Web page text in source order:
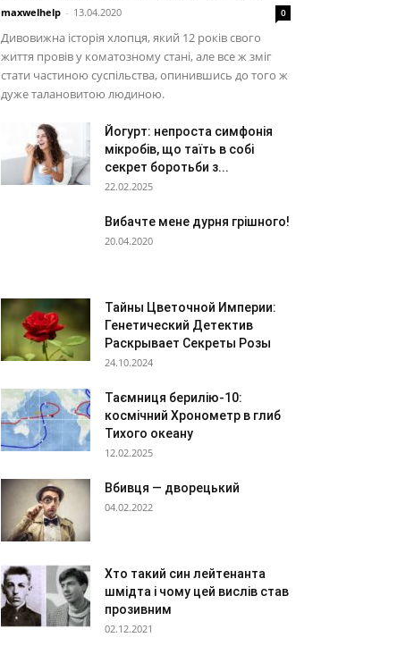
maxwelhelp - 13.04.2020 0
Дивовижна історія хлопця, який 12 років свого
життя провів у коматозному стані, але все ж зміг
стати частиною суспільства, опинившись до того ж
дуже талановитою людиною.
Йогурт: непроста симфонія
мікробів, що таїть в собі
секрет боротьби з...
22.02.2025
Вибачте мене дурня грішного!
20.04.2020
Тайны Цветочной Империи:
Генетический Детектив
Раскрывает Секреты Розы
24.10.2024
Таємниця берилію-10:
космічний Хронометр в глиб
Тихого океану
12.02.2025
Вбивця — дворецький
04.02.2022
Хто такий син лейтенанта
шмідта і чому цей вислів став
прозивним
02.12.2021